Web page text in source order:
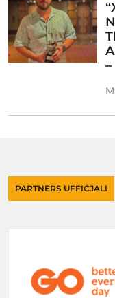
PARTNERS UFFIĊJALI